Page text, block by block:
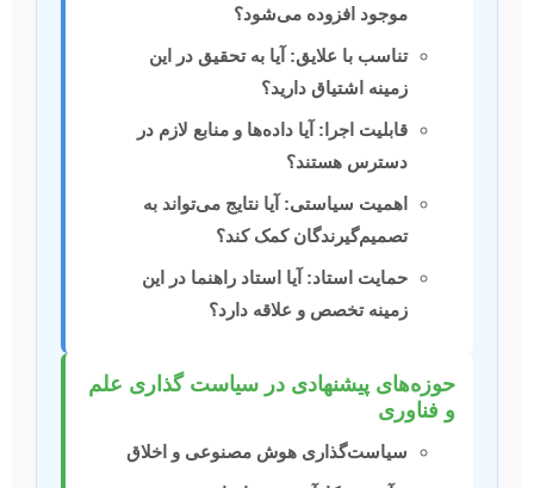
موجود افزوده می‌شود؟
تناسب با علایق: آیا به تحقیق در این
زمینه اشتیاق دارید؟
قابلیت اجرا: آیا داده‌ها و منابع لازم در
دسترس هستند؟
اهمیت سیاستی: آیا نتایج می‌تواند به
تصمیم‌گیرندگان کمک کند؟
حمایت استاد: آیا استاد راهنما در این
زمینه تخصص و علاقه دارد؟
حوزه‌های پیشنهادی در سیاست گذاری علم
و فناوری
سیاست‌گذاری هوش مصنوعی و اخلاق